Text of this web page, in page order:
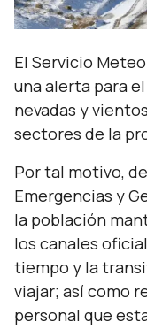
El Servicio
una alerta para
nevadas y
sectores de la
Por tal motivo,
Emergencias y
la población
los canales
tiempo y la
viajar; así como
personal que